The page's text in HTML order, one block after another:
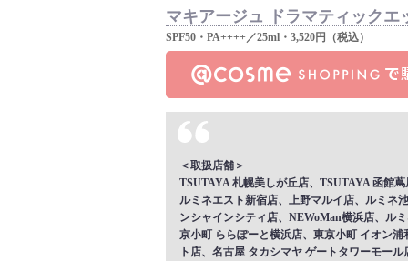
マキアージュ ドラマティックエ
SPF50・PA++++／25ml・3,520円（税込）
＜取扱店舗＞
TSUTAYA 札幌美しが丘店、TSUTAYA 函館
ルミネエスト新宿店、上野マルイ店、ルミネ
ンシャインシティ店、NEWoMan横浜店、ル
京小町 ららぽーと横浜店、東京小町 イオン
ト店、名古屋 タカシマヤ ゲートタワーモー